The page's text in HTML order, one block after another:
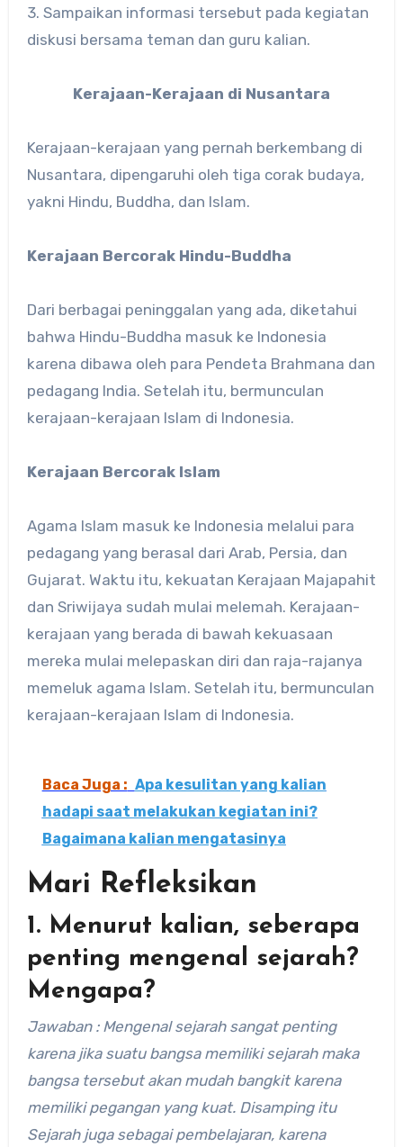
3. Sampaikan informasi tersebut pada kegiatan
diskusi bersama teman dan guru kalian.
Kerajaan-Kerajaan di Nusantara
Kerajaan-kerajaan yang pernah berkembang di
Nusantara, dipengaruhi oleh tiga corak budaya,
yakni Hindu, Buddha, dan Islam.
Kerajaan Bercorak Hindu-Buddha
Dari berbagai peninggalan yang ada, diketahui
bahwa Hindu-Buddha masuk ke Indonesia
karena dibawa oleh para Pendeta Brahmana dan
pedagang India. Setelah itu, bermunculan
kerajaan-kerajaan Islam di Indonesia.
Kerajaan Bercorak Islam
Agama Islam masuk ke Indonesia melalui para
pedagang yang berasal dari Arab, Persia, dan
Gujarat. Waktu itu, kekuatan Kerajaan Majapahit
dan Sriwijaya sudah mulai melemah. Kerajaan-
kerajaan yang berada di bawah kekuasaan
mereka mulai melepaskan diri dan raja-rajanya
memeluk agama Islam. Setelah itu, bermunculan
kerajaan-kerajaan Islam di Indonesia.
Baca Juga : Apa kesulitan yang kalian
hadapi saat melakukan kegiatan ini?
Bagaimana kalian mengatasinya
Mari Refleksikan
1. Menurut kalian, seberapa
penting mengenal sejarah?
Mengapa?
Jawaban : Mengenal sejarah sangat penting
karena jika suatu bangsa memiliki sejarah maka
bangsa tersebut akan mudah bangkit karena
memiliki pegangan yang kuat. Disamping itu
Sejarah juga sebagai pembelajaran, karena